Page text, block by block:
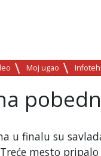
Moj ugao
u finalu su
mesto